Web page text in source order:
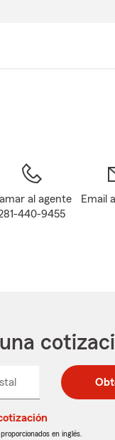
al agente
440-9455
Email
postal
de
postal
de
en inglés.